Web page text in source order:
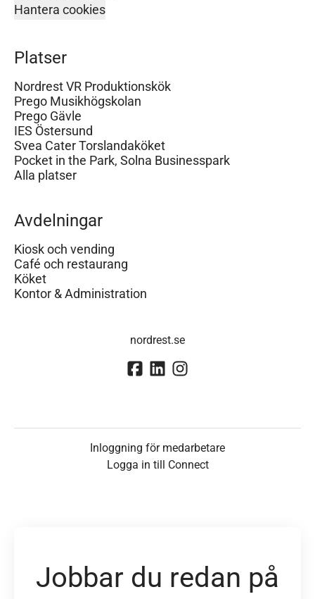
Hantera cookies
Platser
Nordrest VR Produktionskök
Prego Musikhögskolan
Prego Gävle
IES Östersund
Svea Cater Torslandaköket
Pocket in the Park, Solna Businesspark
Alla platser
Avdelningar
Kiosk och vending
Café och restaurang
Köket
Kontor & Administration
nordrest.se
Inloggning för medarbetare
Logga in till Connect
Jobbar du redan på